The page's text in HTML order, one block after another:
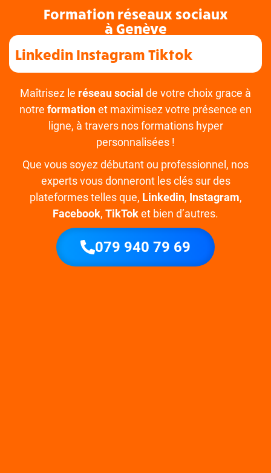
Formation réseaux sociaux
à Genève
Linkedin Instagram Tiktok
Maîtrisez le réseau social de votre choix grace à
notre formationet maximisez votre présence en
ligne, à travers nos formations hyper
personnalisées !
Que vous soyez débutant ou professionnel, nos
experts vous donneront les clés sur des
plateformes telles que, Linkedin, Instagram,
Facebook, TikToket bien d’autres.
079 940 79 69